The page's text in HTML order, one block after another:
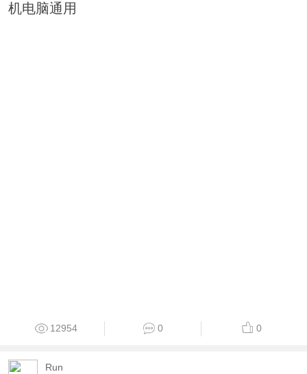
机电脑通用
12954 0 0
Run